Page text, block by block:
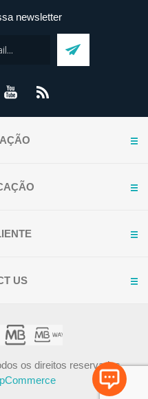
newsletter
US
os direitos reservados.